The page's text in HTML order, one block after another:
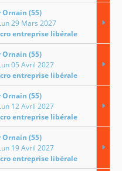
Ornain (55)
29 Mars 2027
entreprise libérale
Ornain (55)
05 Avril 2027
entreprise libérale
Ornain (55)
12 Avril 2027
entreprise libérale
Ornain (55)
19 Avril 2027
entreprise libérale